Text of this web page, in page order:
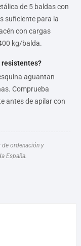
de 5 baldas con
suficiente para la
con cargas
kg/balda.
resistentes?
aguantan
Comprueba
antes de apilar con
de ordenación y
España.